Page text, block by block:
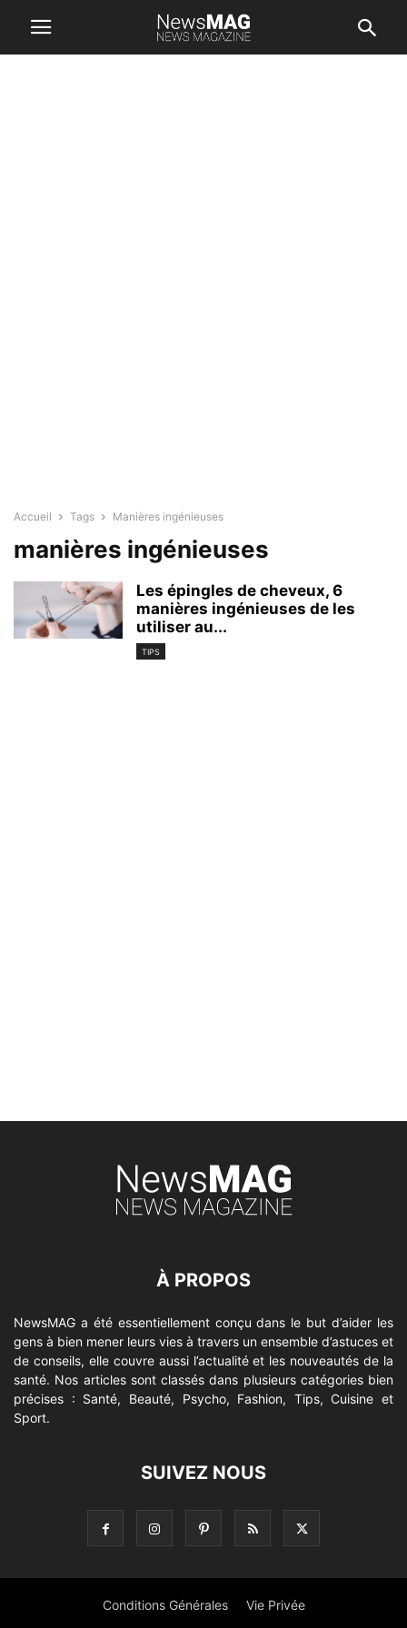
Accueil Tags Manières ingénieuses
manières ingénieuses
Les épingles de cheveux, 6
manières ingénieuses de les
utiliser au...
TIPS
À PROPOS
NewsMAG a été essentiellement conçu dans le but d’aider les
gens à bien mener leurs vies à travers un ensemble d’astuces et
de conseils, elle couvre aussi l’actualité et les nouveautés de la
santé. Nos articles sont classés dans plusieurs catégories bien
précises : Santé, Beauté, Psycho, Fashion, Tips, Cuisine et
Sport.
SUIVEZ NOUS
Conditions Générales Vie Privée